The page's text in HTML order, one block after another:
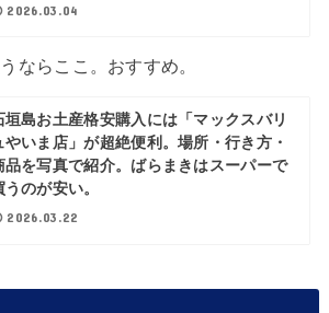
2026.03.04
ならここ。おすすめ。
垣島お土産格安購入には「マックスバリ
やいま店」が超絶便利。場所・行き方・
品を写真で紹介。ばらまきはスーパーで
うのが安い。
2026.03.22